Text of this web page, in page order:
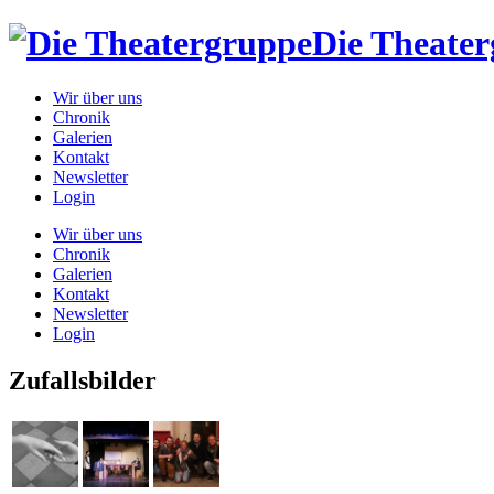
Die
Wir über uns
Chronik
Galerien
Kontakt
Newsletter
Login
Wir über uns
Chronik
Galerien
Kontakt
Newsletter
Login
Zufallsbilder